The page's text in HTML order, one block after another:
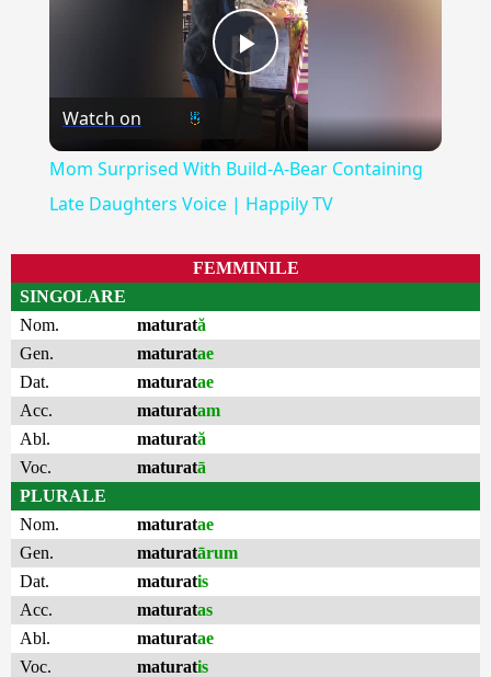
Play
Video
Watch on
Mom Surprised With Build-A-Bear Containing
Late Daughters Voice | Happily TV
FEMMINILE
SINGOLARE
Nom.
maturată
Gen.
maturatae
Dat.
maturatae
Acc.
maturatam
Abl.
maturată
Voc.
maturatā
PLURALE
Nom.
maturatae
Gen.
maturatārum
Dat.
maturatis
Acc.
maturatas
Abl.
maturatae
Voc.
maturatis